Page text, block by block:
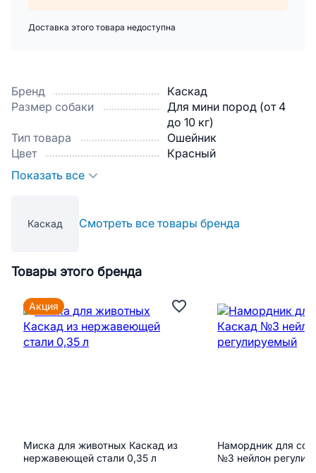
Бренд
Каскад
Размер собаки
Для мини пород (от 4
до 10 кг)
Тип товара
Ошейник
Цвет
Красный
Показать все
Каскад Смотреть все товары бренда
Доставка этого товара недоступна
Товары этого бренда
Миска для животных Каскад из
нержавеющей стали 0,35 л
Акция
Намордник для
№3 нейлон